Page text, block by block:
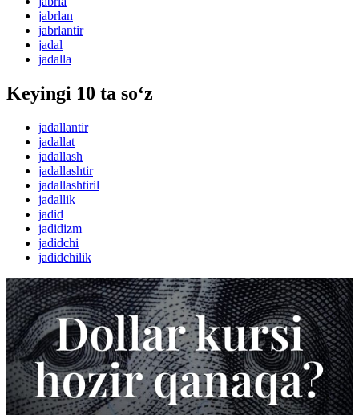
jabrlan
jabrlantir
jadal
jadalla
Keyingi 10 ta so‘z
jadallantir
jadallat
jadallash
jadallashtir
jadallashtiril
jadallik
jadid
jadidizm
jadidchi
jadidchilik